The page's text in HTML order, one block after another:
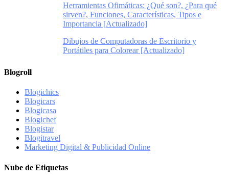
Herramientas Ofimáticas: ¿Qué son?, ¿Para qué
sirven?, Funciones, Características, Tipos e
Importancia [Actualizado]
Dibujos de Computadoras de Escritorio y
Portátiles para Colorear [Actualizado]
Blogroll
Blogichics
Blogicars
Blogicasa
Blogichef
Blogistar
Blogitravel
Marketing Digital & Publicidad Online
Nube de Etiquetas